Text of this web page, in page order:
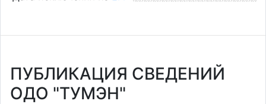
ПУБЛИКАЦИЯ СВЕДЕНИЙ
ОДО "ТУМЭН"